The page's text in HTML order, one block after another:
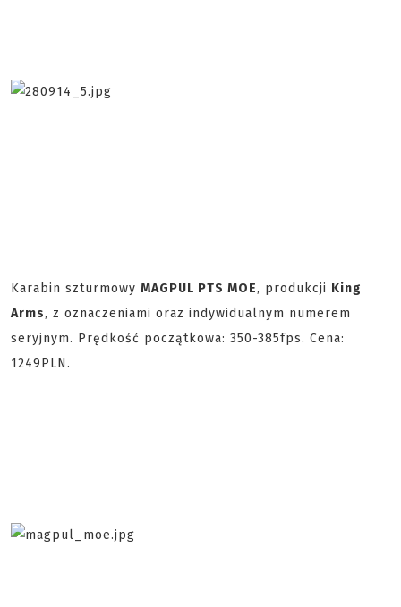
Karabin szturmowy MAGPUL PTS MOE, produkcji King
Arms, z oznaczeniami oraz indywidualnym numerem
seryjnym. Prędkość początkowa: 350-385fps. Cena:
1249PLN.